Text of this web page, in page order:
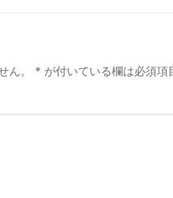
ん。 * が付いている欄は必須項